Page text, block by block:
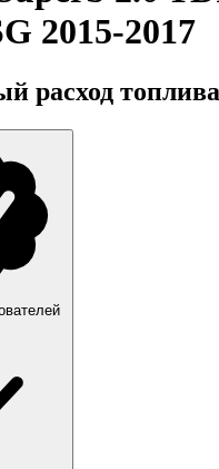
2015-2017
расход топлива